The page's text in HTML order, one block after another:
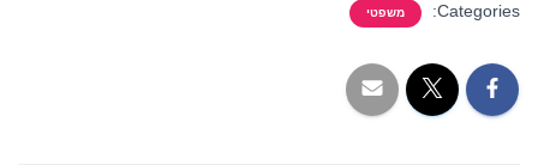
Categories: משפטי